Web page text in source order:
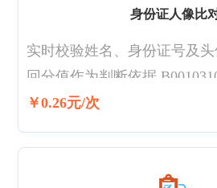
身份证人像比
实时校验姓名、身份证号及
回分值作为判断依据
名匹配，照片系统判断为同一
人 B0010312: 身份证号与姓
判断为不同人 B0010313: 身
￥0.26元/次